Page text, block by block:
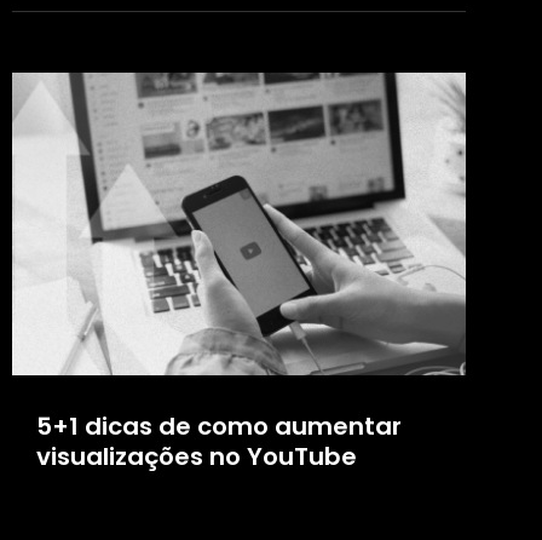
5+1 dicas de como aumentar
visualizações no YouTube